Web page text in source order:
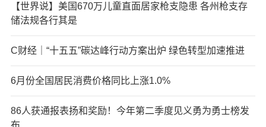
【世界说】美国670万儿童直面居家枪支隐患 各州枪支存
储法规各行其是
C财经｜“十五五”碳达峰行动方案出炉 绿色转型加速推进
6月份全国居民消费价格同比上涨1.0%
86人获通报表扬和奖励！今年第二季度见义勇为勇士榜发
布